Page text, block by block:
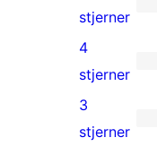
9
5-
stjernet
anmeldelser
stjerner
0
4-
stjernet
4
stjerner
0
3
stjerner